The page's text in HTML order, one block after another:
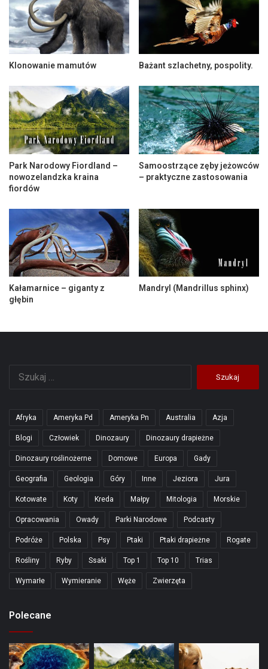
Klonowanie mamutów Bażant szlachetny, pospolity.
Park Narodowy Fiordland –
nowozelandzka kraina
fiordów
Samoostrzące zęby jeżowców
– praktyczne zastosowania
Kałamarnice – giganty z
głębin
Mandryl (Mandrillus sphinx)
Afryka Ameryka Pd Ameryka Pn Australia Azja
Blogi Człowiek Dinozaury Dinozaury drapieżne
Dinozaury roślinożerne Domowe Europa Gady
Geografia Geologia Góry Inne Jeziora Jura
Kotowate Koty Kreda Małpy Mitologia Morskie
Opracowania Owady Parki Narodowe Podcasty
Podróże Polska Psy Ptaki Ptaki drapieżne Rogate
Rośliny Ryby Ssaki Top 1 Top 10 Trias
Wymarłe Wymieranie Węże Zwierzęta
Polecane